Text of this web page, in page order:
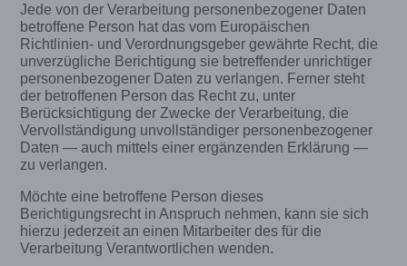
Jede von der Verarbeitung personenbezogener Daten
betroffene Person hat das vom Europäischen
Richtlinien- und Verordnungsgeber gewährte Recht, die
unverzügliche Berichtigung sie betreffender unrichtiger
personenbezogener Daten zu verlangen. Ferner steht
der betroffenen Person das Recht zu, unter
Berücksichtigung der Zwecke der Verarbeitung, die
Vervollständigung unvollständiger personenbezogener
Daten — auch mittels einer ergänzenden Erklärung —
zu verlangen.
Möchte eine betroffene Person dieses
Berichtigungsrecht in Anspruch nehmen, kann sie sich
hierzu jederzeit an einen Mitarbeiter des für die
Verarbeitung Verantwortlichen wenden.
Internetseiten und Servern, den individuellen
Browser der betroffenen Person von anderen
Internetbrowsern, die andere Cookies enthalten,
zu unterscheiden. Ein bestimmter Internetbrowser
kann über die eindeutige Cookie-ID wiedererkannt
und identifiziert werden.
Durch den Einsatz von Cookies kann den Nutzern
dieser Internetseite nutzerfreundlichere Services
bereitstellen, die ohne die Cookie-Setzung nicht
möglich wären.
Mittels eines Cookies können die Informationen
und Angebote auf unserer Internetseite im Sinne
des Benutzers optimiert werden. Cookies